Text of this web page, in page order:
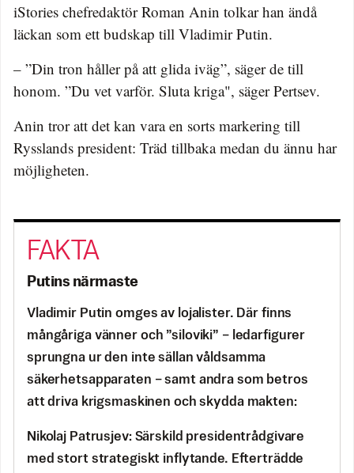
iStories chefredaktör Roman Anin tolkar han ändå
läckan som ett budskap till Vladimir Putin.
– ”Din tron håller på att glida iväg”, säger de till
honom. ”Du vet varför. Sluta kriga", säger Pertsev.
Anin tror att det kan vara en sorts markering till
Rysslands president: Träd tillbaka medan du ännu har
möjligheten.
Putins närmaste
Vladimir Putin omges av lojalister. Där finns
mångåriga vänner och ”siloviki” – ledarfigurer
sprungna ur den inte sällan våldsamma
säkerhetsapparaten – samt andra som betros
att driva krigsmaskinen och skydda makten:
Nikolaj Patrusjev: Särskild presidentrådgivare
med stort strategiskt inflytande. Efterträdde